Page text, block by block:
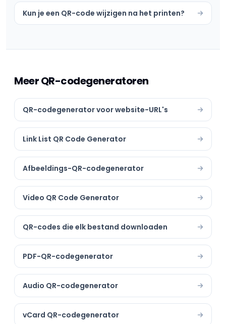
Kun je een QR-code wijzigen na het printen?
Meer QR-codegeneratoren
QR-codegenerator voor website-URL's
Link List QR Code Generator
Afbeeldings-QR-codegenerator
Video QR Code Generator
QR-codes die elk bestand downloaden
PDF-QR-codegenerator
Audio QR-codegenerator
vCard QR-codegenerator